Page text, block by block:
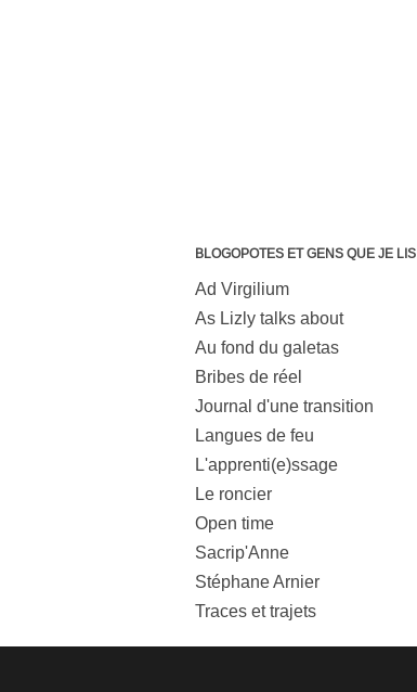
BLOGOPOTES ET GENS QUE JE LIS
Ad Virgilium
As Lizly talks about
Au fond du galetas
Bribes de réel
Journal d'une transition
Langues de feu
L'apprenti(e)ssage
Le roncier
Open time
Sacrip'Anne
Stéphane Arnier
Traces et trajets